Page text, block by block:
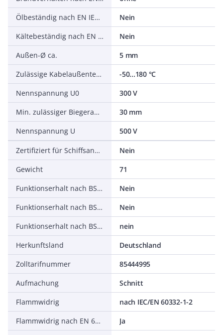
Ölbeständig nach EN IEC 60811-404
Nein
Kältebeständig nach EN 60811-504+505+506
Nein
Außen-Ø ca.
5 mm
Zulässige Kabelaußentemperatur nach Montage ohne Erschütterung
-50...180 °C
Nennspannung U0
300 V
Min. zulässiger Biegeradius, stationärer Einsatz/fest verlegt
30 mm
Nennspannung U
500 V
Zertifiziert für Schiffsanwendungen
Nein
Gewicht
71
Funktionserhalt nach BS 6387 CWZ
Nein
Funktionserhalt nach BS 8434-2
Nein
Funktionserhalt nach BS 8491
nein
Herkunftsland
Deutschland
Zolltarifnummer
85444995
Aufmachung
Schnitt
Flammwidrig
nach IEC/EN 60332-1-2
Flammwidrig nach EN 60332-1-2
Ja